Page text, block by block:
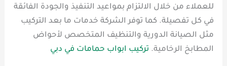
للعملاء من خلال الالتزام بمواعيد التنفيذ والجودة الفائقة
في كل تفصيلة. كما توفر الشركة خدمات ما بعد التركيب
مثل الصيانة الدورية والتنظيف المتخصص لأحواض
المطابخ الرخامية. تركيب ابواب حمامات في دبي